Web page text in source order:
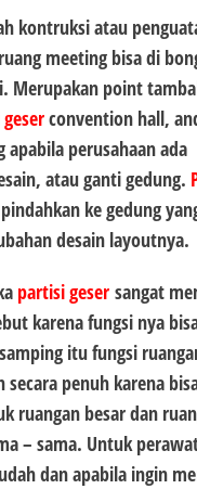
kontruksi atau
ruang meeting bisa di
Merupakan point
convention hall,
apabila perusahaan ada
atau ganti gedung.
ke gedung
desain layoutnya.
partisi geser sangat
karena fungsi nya
itu fungsi
secara penuh karena
ruangan besar dan
– sama. Untuk
dan apabila ingin